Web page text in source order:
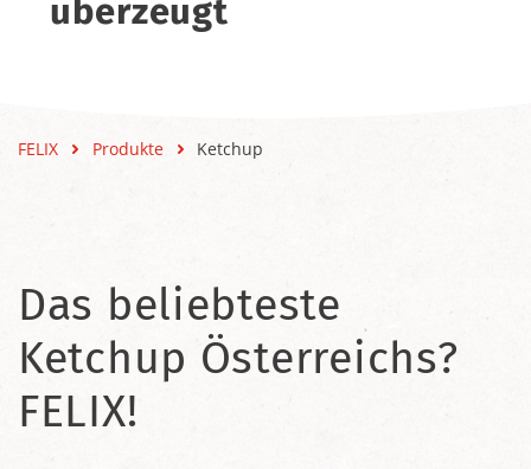
überzeugt
FELIX Produkte Ketchup
Das beliebteste
Ketchup Österreichs?
FELIX!